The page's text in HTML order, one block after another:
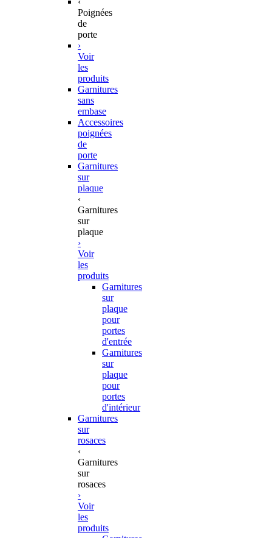
Poignées
de
porte
›
Voir
les
produits
Garnitures
sans
embase
Accessoires
poignées
de
porte
Garnitures
sur
plaque
‹
Garnitures
sur
plaque
›
Voir
les
produits
Garnitures
sur
plaque
pour
portes
d'entrée
Garnitures
sur
plaque
pour
portes
d'intérieur
Garnitures
sur
rosaces
‹
Garnitures
sur
rosaces
›
Voir
les
produits